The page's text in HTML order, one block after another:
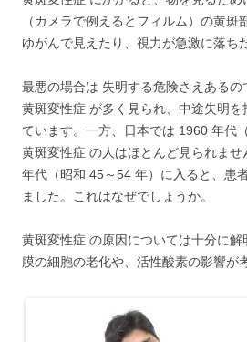
（カメラで例えるとフィルム）の黄
ゆがんで見えたり、視力が急激に落ち
最悪の場合は 失明する危険さえある
黄斑変性症 が多く見られ、中途失明
ています。一方、日本では 1960 年代
黄斑変性症 の人はほとんど見られま
年代（昭和 45～54 年）に入ると、患
ました。これはなぜでしょうか。
黄斑変性症 の原因については十分に
膜の細胞の老化や、活性酸素の影響が